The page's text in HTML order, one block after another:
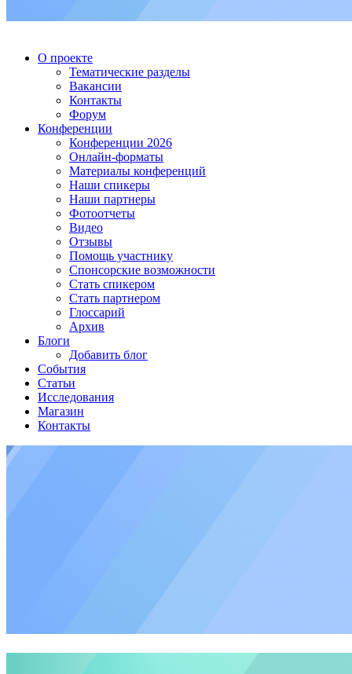
О проекте
Тематические разделы
Вакансии
Контакты
Форум
Конференции
Конференции 2026
Онлайн-форматы
Материалы конференций
Наши спикеры
Наши партнеры
Фотоотчеты
Видео
Отзывы
Помощь участнику
Спонсорские возможности
Стать спикером
Стать партнером
Глоссарий
Архив
Блоги
Добавить блог
События
Статьи
Исследования
Магазин
Контакты